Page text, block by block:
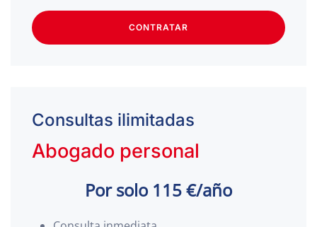
CONTRATAR
Consultas ilimitadas
Abogado personal
Por solo 115 €/año